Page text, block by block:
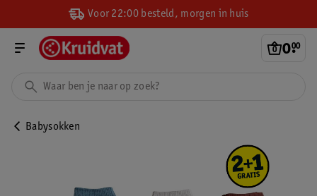
Voor 22:00 besteld, morgen in huis
0.
00
Babysokken